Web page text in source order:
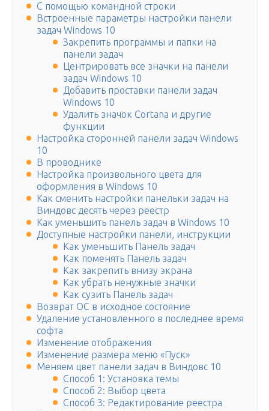
С помощью командной строки
Встроенные параметры настройки панели
задач Windows 10
Закрепить программы и папки на
панели задач
Центрировать все значки на панели
задач Windows 10
Добавить проставки панели задач
Windows 10
Удалить значок Cortana и другие
функции
Настройка сторонней панели задач Windows
10
В проводнике
Настройка произвольного цвета для
оформления в Windows 10
Как сменить настройки панельки задач на
Виндовс десять через реестр
Как уменьшить панель задач в Windows 10
Доступные настройки панели, инструкции
Как уменьшить Панель задач
Как поменять Панель задач
Как закрепить внизу экрана
Как убрать ненужные значки
Как сузить Панель задач
Возврат ОС в исходное состояние
Удаление установленного в последнее время
софта
Изменение отображения
Изменение размера меню «Пуск»
Меняем цвет панели задач в Виндовс 10
Способ 1: Установка темы
Способ 2: Выбор цвета
Способ 3: Редактирование реестра